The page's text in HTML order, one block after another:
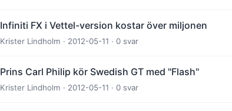
Infiniti FX i Vettel-version kostar över miljonen
Krister Lindholm · 2012-05-11 · 0 svar
Prins Carl Philip kör Swedish GT med "Flash"
Krister Lindholm · 2012-05-11 · 0 svar